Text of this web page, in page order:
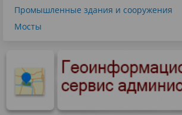
Промышленные здания и сооружения
Мосты